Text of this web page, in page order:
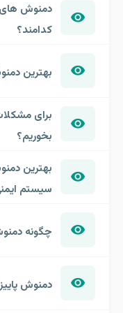
دمنوش
کدامند؟
بهترین
برای
بخوریم؟
بهترین
سیستم
چگونه
دمنوش